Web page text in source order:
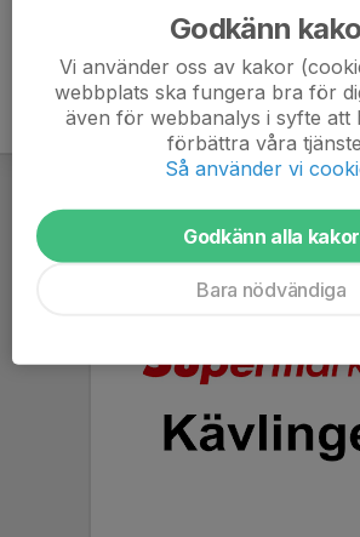
Godkänn
Vi använder oss av kakor
webbplats ska fungera bra för
även för webbanalys i syfte att
förbättra våra
Så använder vi
Godkänn alla kakor
Bara nödvändiga